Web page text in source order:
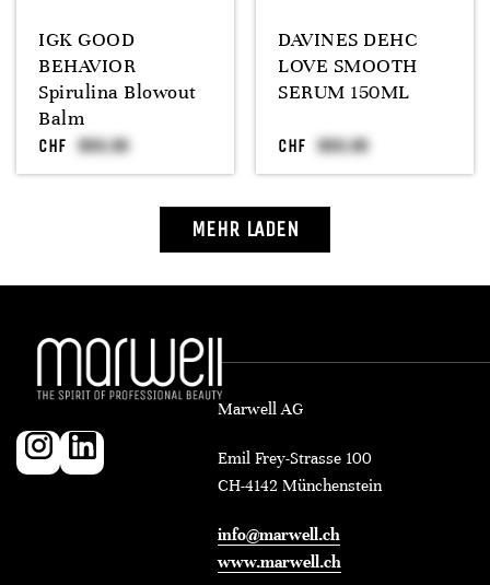
IGK GOOD
BEHAVIOR
Spirulina Blowout
Balm
CHF
DAVINES DEHC
LOVE SMOOTH
SERUM 150ML
CHF
MEHR LADEN
Marwell AG
Emil Frey-Strasse 100
CH-4142 Münchenstein
info@marwell.ch
www.marwell.ch